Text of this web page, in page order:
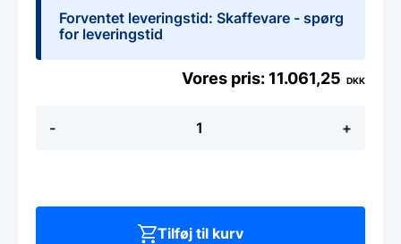
Forventet leveringstid: Skaffevare - spørg
for leveringstid
-
ice
på
+
11.061,25 DKK
Tilføj til kurv